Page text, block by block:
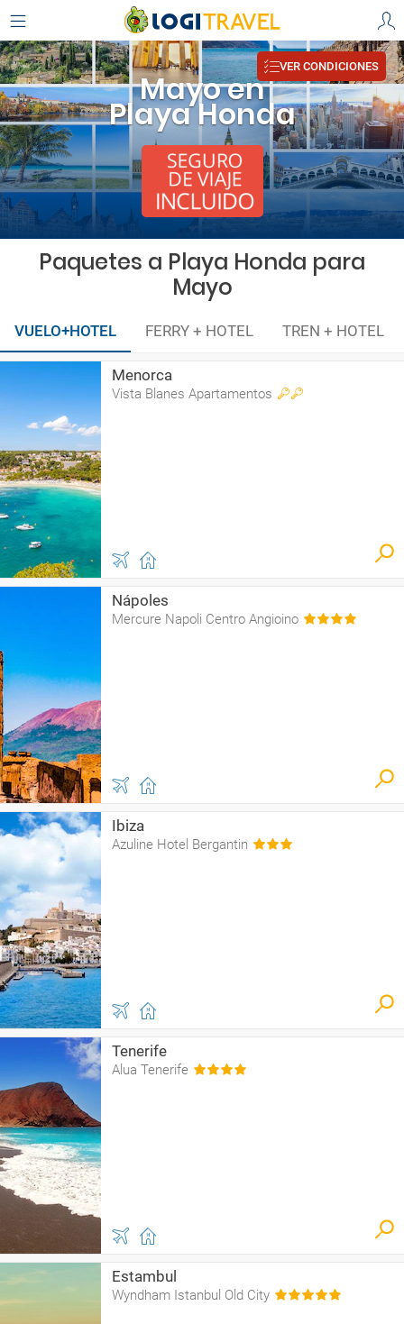
Mayo en
Playa Honda
VER CONDICIONES
Paquetes a Playa Honda para
Mayo
VUELO+HOTEL FERRY + HOTEL TREN + HOTEL
Menorca
Vista Blanes Apartamentos
Nápoles
Mercure Napoli Centro Angioino
Ibiza
Azuline Hotel Bergantin
Tenerife
Alua Tenerife
Estambul
Wyndham Istanbul Old City